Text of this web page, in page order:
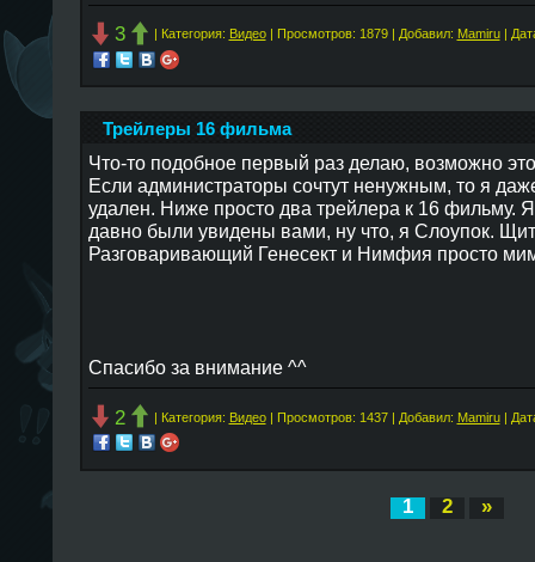
3 | Категория: Видео| Просмотров: 1879 | Добавил: Mamiru|
Трейлеры 16 фильма
Что-то подобное первый раз делаю, возможно
Если администраторы сочтут ненужным, то я
удален. Ниже просто два трейлера к 16 фильму.
давно были увидены вами, ну что, я Слоупок.
Разговаривающий Генесект и Нимфия просто
Спасибо за внимание ^^
2 | Категория: Видео| Просмотров: 1437 | Добавил: Mamiru|
1 2 »